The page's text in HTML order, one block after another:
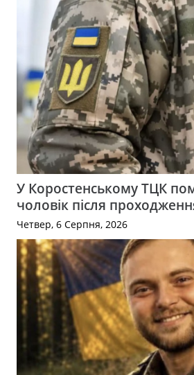
У Коростенському ТЦК
чоловік після
Четвер, 6 Серпня, 2026